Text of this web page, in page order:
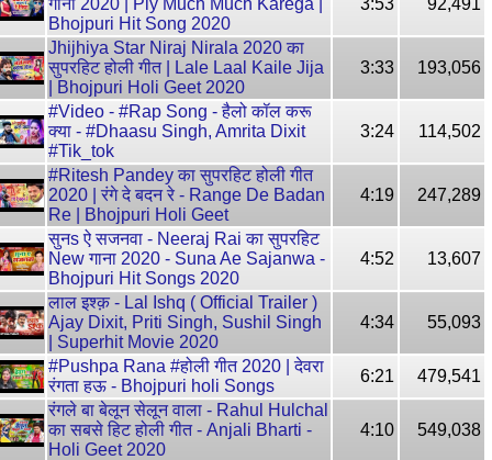
गाना 2020 | Ply Much Much Karega |
Bhojpuri Hit Song 2020
3:53 92,491
Jhijhiya Star Niraj Nirala 2020 का
सुपरहिट होली गीत | Lale Laal Kaile Jija
| Bhojpuri Holi Geet 2020
3:33 193,056
#Video - #Rap Song - हैलो कॉल करू
क्या - #Dhaasu Singh, Amrita Dixit
#Tik_tok
3:24 114,502
#Ritesh Pandey का सुपरहिट होली गीत
2020 | रंगे दे बदन रे - Range De Badan
Re | Bhojpuri Holi Geet
4:19 247,289
सुनs ऐ सजनवा - Neeraj Rai का सुपरहिट
New गाना 2020 - Suna Ae Sajanwa -
Bhojpuri Hit Songs 2020
4:52 13,607
लाल इश्क़ - Lal Ishq ( Official Trailer )
Ajay Dixit, Priti Singh, Sushil Singh
| Superhit Movie 2020
4:34 55,093
#Pushpa Rana #होली गीत 2020 | देवरा
रंगता हऊ - Bhojpuri holi Songs
6:21
479,541
रंगले बा बेलून सेलून वाला - Rahul Hulchal
का सबसे हिट होली गीत - Anjali Bharti -
Holi Geet 2020
4:10 549,038